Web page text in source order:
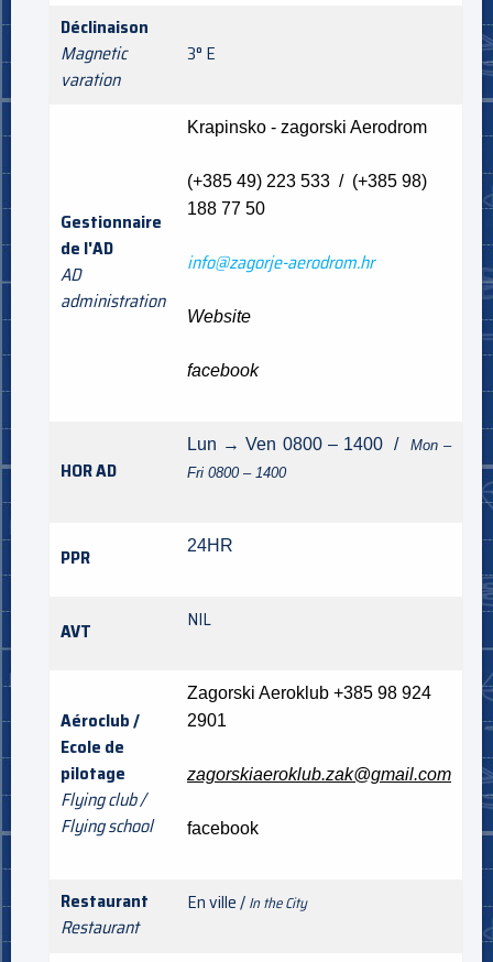
Déclinaison
Magnetic
varation
3° E
Gestionnaire
de l'AD
AD
administration
Krapinsko - zagorski Aerodrom
(+385 49) 223 533 / (+385 98)
188 77 50
info@zagorje-aerodrom.hr
Website
facebook
HOR AD
Lun → Ven 0800 – 1400 / Mon –
Fri 0800 – 1400
PPR 24HR
AVT NIL
Aéroclub /
Ecole de
pilotage
Flying club /
Flying school
Zagorski Aeroklub +385 98 924
2901
zagorskiaeroklub.zak@gmail.com
facebook
Restaurant
Restaurant
En ville /In the City